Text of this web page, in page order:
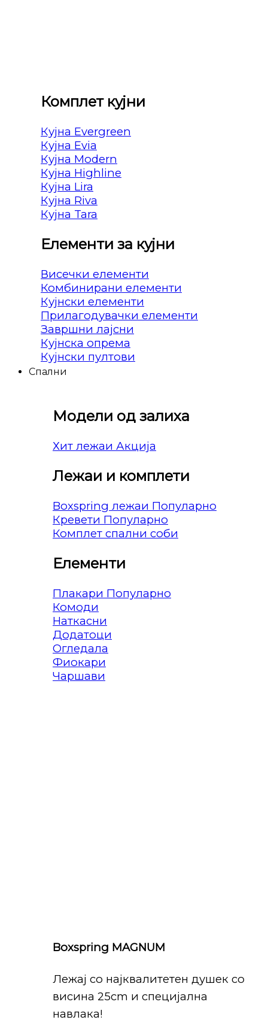
Комплет кујни
Кујна Evergreen
Кујна Evia
Кујна Modern
Кујна Highline
Кујна Lira
Кујна Riva
Кујна Tara
Елементи за кујни
Висечки елементи
Комбинирани елементи
Кујнски елементи
Прилагодувачки елементи
Завршни лајсни
Кујнска опрема
Кујнски пултови
Спални
Модели од залиха
Хит лежаи
Лежаи и комплети
Boxspring лежаи
Кревети
Комплет спални соби
Елементи
Плакари
Комоди
Наткасни
Додатоци
Огледала
Фиокари
Чаршави
Boxspring MAGNUM
Лежај со најквалитетен душек со
висина 25cm и специјална
навлака!